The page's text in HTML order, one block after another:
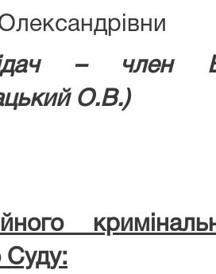
Олександрівни
– член
О.В.)
Суду: